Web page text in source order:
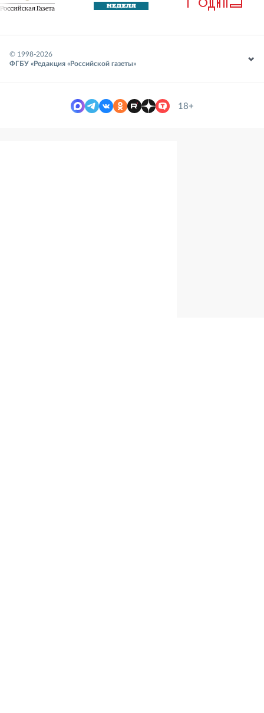
© 1998-2026
ФГБУ «Редакция «Российской газеты»
18+